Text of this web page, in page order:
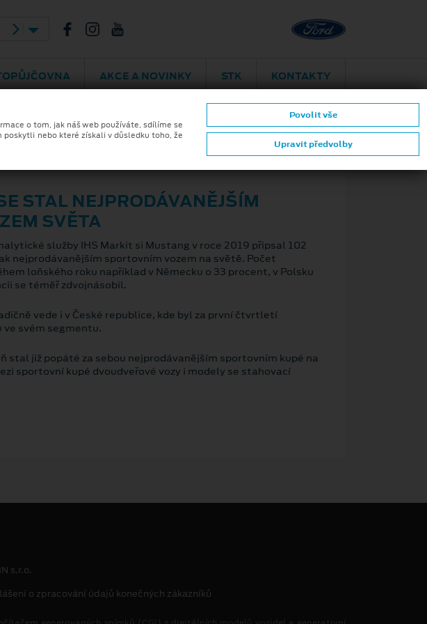
599 950
AKCE A NOVINKY STK KONTAKTY
ZPĚT
STAL NEJPRODÁVANĚJŠÍM
SVĚTA
služby IHS Markit si Mustang v roce 2019 připsal 102
nejprodávanějším sportovním vozem na světě. Počet
loňského roku například v Německu o 33 procent, v Polsku
se téměř zdvojnásobil.
vede i v České republice, kde byl za první čtvrtletí
ve svém segmentu.
stal již popáté za sebou nejprodávanějším sportovním kupé na
sportovní kupé dvoudveřové vozy i modely se stahovací
s.r.o.
o zpracování údajů konečných zákazníků
o tom, jak náš web používáte, sdílíme se
nebo které získali v důsledku toho, že
Upravit předvolby
Povolit vše